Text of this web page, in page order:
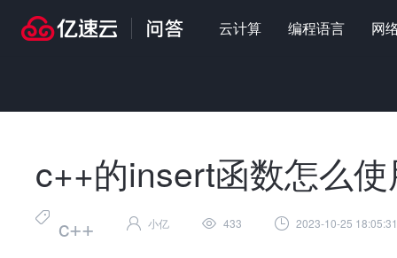
云计算 编程语言 网
c++的insert函数怎么
c++ 小亿 433 2023-10-25 18:05:31